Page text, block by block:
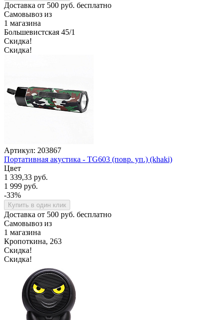
Доставка от 500 руб. бесплатно
Самовывоз из
1 магазина
Большевистская 45/1
Скидка!
Скидка!
Артикул: 203867
Портативная акустика - TG603 (повр. уп.) (khaki)
Цвет
1 339,33 руб.
1 999 руб.
-33%
Купить в один клик
Доставка от 500 руб. бесплатно
Самовывоз из
1 магазина
Кропоткина, 263
Скидка!
Скидка!